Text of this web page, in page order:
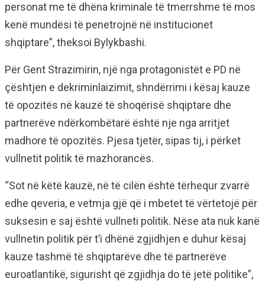
personat me të dhëna kriminale të tmerrshme të mos
kenë mundësi të penetrojnë në institucionet
shqiptare”, theksoi Bylykbashi.
Për Gent Strazimirin, një nga protagonistët e PD në
çështjen e dekriminlaizimit, shndërrimi i kësaj kauze
të opozitës në kauzë të shoqërisë shqiptare dhe
partnerëve ndërkombëtarë është nje nga arritjet
madhore të opozitës. Pjesa tjetër, sipas tij, i përket
vullnetit politik të mazhorancës.
“Sot në këtë kauzë, në të cilën është tërhequr zvarrë
edhe qeveria, e vetmja gjë që i mbetet të vërtetojë për
suksesin e saj është vullneti politik. Nëse ata nuk kanë
vullnetin politik për t’i dhënë zgjidhjen e duhur kësaj
kauze tashmë të shqiptarëve dhe të partnerëve
euroatlantikë, sigurisht që zgjidhja do të jetë politike”,